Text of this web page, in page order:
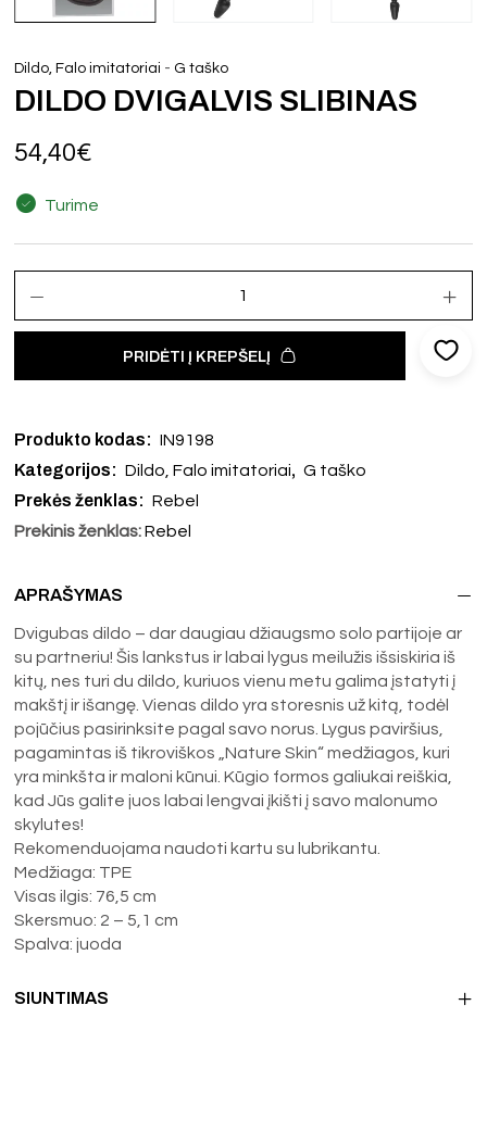
Dildo, Falo imitatoriai - G taško
DILDO DVIGALVIS SLIBINAS
54,40€
Turime
PRIDĖTI Į KREPŠELĮ
Produkto kodas: IN9198
Kategorijos: Dildo, Falo imitatoriai, G taško
Prekės ženklas: Rebel
Prekinis ženklas: Rebel
APRAŠYMAS
Dvigubas dildo – dar daugiau džiaugsmo solo partijoje ar
su partneriu! Šis lankstus ir labai lygus meilužis išsiskiria iš
kitų, nes turi du dildo, kuriuos vienu metu galima įstatyti į
makštį ir išangę. Vienas dildo yra storesnis už kitą, todėl
pojūčius pasirinksite pagal savo norus. Lygus paviršius,
pagamintas iš tikroviškos „Nature Skin“ medžiagos, kuri
yra minkšta ir maloni kūnui. Kūgio formos galiukai reiškia,
kad Jūs galite juos labai lengvai įkišti į savo malonumo
skylutes!
Rekomenduojama naudoti kartu su lubrikantu.
Medžiaga: TPE
Visas ilgis: 76,5 cm
Skersmuo: 2 – 5,1 cm
Spalva: juoda
SIUNTIMAS